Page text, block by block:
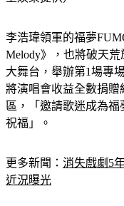
Melody》，也將破天荒
大舞台，舉辦第1場專
將演唱會收益全數捐
區，「邀請歌迷成為福
祝福」。
近況曝光